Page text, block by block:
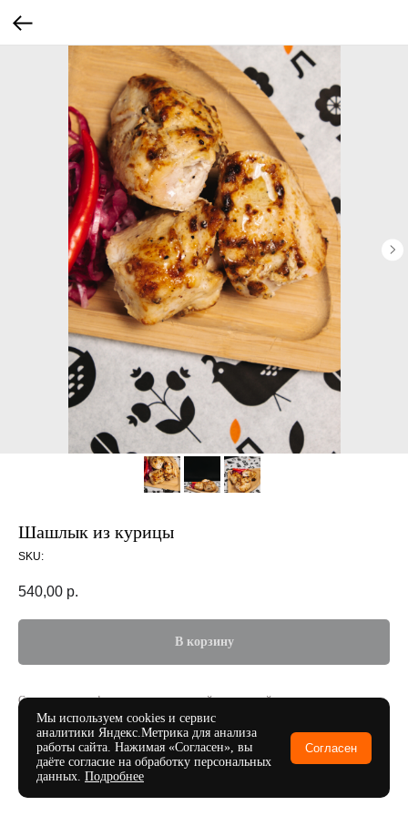
Мы используем cookies и сервис
аналитики Яндекс.Метрика для анализа
работы сайта. Нажимая «Согласен», вы
даёте согласие на обработку персональных
данных. Подробнее
Согласен
Шашлык из курицы
SKU:
540,00 р.
В корзину
Состав: куриное филе, апельсин, соль, майонез, черный перец, тимьян
Порция: 200 г